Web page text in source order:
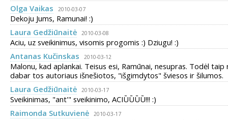
Olga Vaikas
2010-03-07
Dekoju Jums, Ramunai! :)
Laura Gedžiūnaitė
2010-03-08
Aciu, uz sveikinimus, visomis progomis :) Dziugu! :)
Antanas Kučinskas
2010-03-12
Malonu, kad aplankai. Teisus esi, Ramūnai, nesupras. Todėl taip
dabar tos autoriaus išnešiotos, "išgimdytos" šviesos ir šilumos.
Laura Gedžiūnaitė
2010-03-17
Sveikinimas, "ant'" sveikinimo, ACIŪŪŪŪ!!! :)
Raimonda Sutkuvienė
2010-03-17